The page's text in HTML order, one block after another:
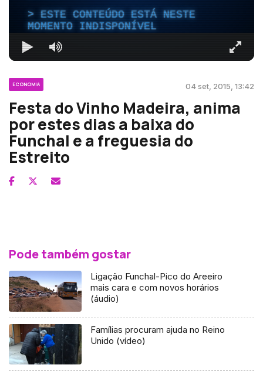
ESTE CONTEÚDO ESTÁ NESTE
MOMENTO INDISPONÍVEL
ECONOMIA 04 set, 2015, 13:42
Festa do Vinho Madeira, anima
por estes dias a baixa do
Funchal e a freguesia do
Estreito
Pode também gostar
Ligação Funchal-Pico do Areeiro
mais cara e com novos horários
(áudio)
Famílias procuram ajuda no Reino
Unido (vídeo)